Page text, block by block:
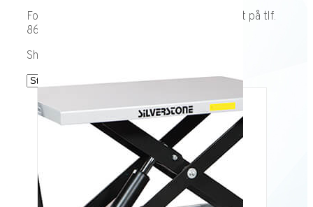
For nærmere oplysninger kontakt os venligst på tlf.
86986351.
Showing all 39 results